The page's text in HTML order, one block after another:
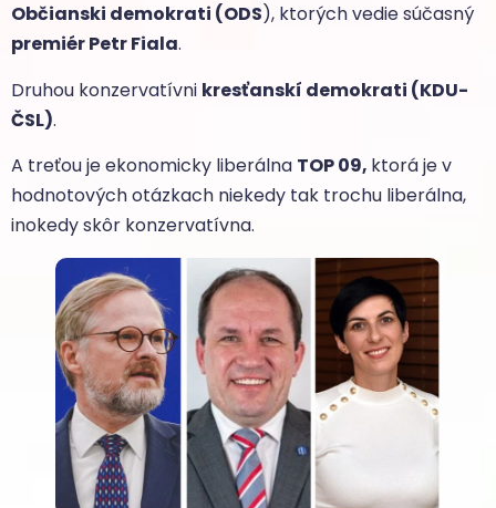
Občianski demokrati (ODS), ktorých vedie súčasný
premiér Petr Fiala.
Druhou konzervatívni kresťanskí demokrati (KDU-
ČSL).
A treťou je ekonomicky liberálna TOP 09, ktorá je v
hodnotových otázkach niekedy tak trochu liberálna,
inokedy skôr konzervatívna.